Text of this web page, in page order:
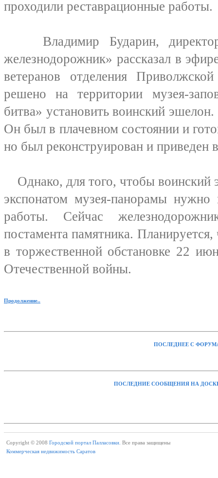
проходили реставрационные работы.
Владимир Бударин, директор
железнодорожник» рассказал в
ветеранов отделения
решено на территории музея-
битва» установить воинский
Он был в плачевном состоянии и
но был реконструирован и приведен
Однако, для того, чтобы воинский
экспонатом музея-панорамы
работы. Сейчас
постамента памятника.
в торжественной обстановке 22
Отечественной войны.
Продолжение..
ПОСЛЕДНЕЕ С
ПОСЛЕДНИЕ СООБЩЕНИЯ НА
Copyright © 2008 Городской портал Палласовки. Все права защищены
Коммерческая недвижимость Саратов